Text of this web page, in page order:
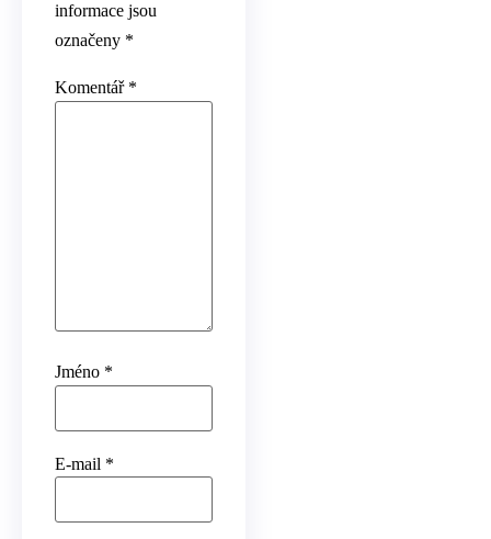
informace jsou
označeny *
Komentář *
Jméno *
E-mail *